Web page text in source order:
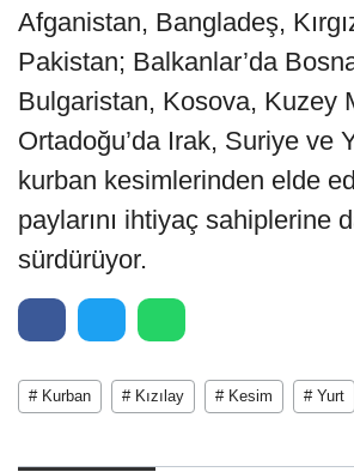
Afganistan, Bangladeş,
Pakistan; Balkanlar’da
Bulgaristan, Kosova, Kuzey
Ortadoğu’da Irak, Suriye ve
kurban kesimlerinden elde
paylarını ihtiyaç sahiplerine
sürdürüyor.
# Kurban # Kızılay # Kesim # Yurt